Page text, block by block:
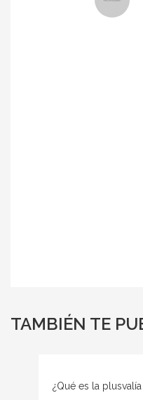
TAMBIÉN TE
¿Qué es la